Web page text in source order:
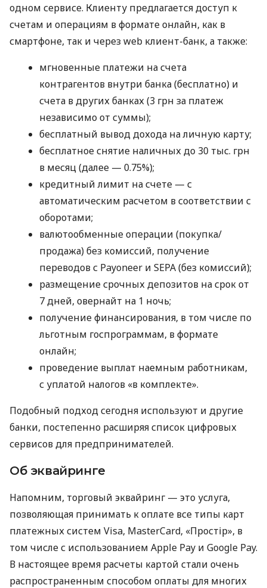
одном сервисе. Клиенту предлагается доступ к
счетам и операциям в формате онлайн, как в
смартфоне, так и через web клиент-банк, а также:
мгновенные платежи на счета
контрагентов внутри банка (бесплатно) и
счета в других банках (3 грн за платеж
независимо от суммы);
бесплатный вывод дохода на личную карту;
бесплатное снятие наличных до 30 тыс. грн
в месяц (далее — 0.75%);
кредитный лимит на счете — с
автоматическим расчетом в соответствии с
оборотами;
валютообменные операции (покупка/
продажа) без комиссий, получение
переводов с Payoneer и SEPA (без комиссий);
размещение срочных депозитов на срок от
7 дней, овернайт на 1 ночь;
получение финансирования, в том числе по
льготным госпрограммам, в формате
онлайн;
проведение выплат наемным работникам,
с уплатой налогов «в комплекте».
Подобный подход сегодня используют и другие
банки, постепенно расширяя список цифровых
сервисов для предпринимателей.
Об эквайринге
Напомним, торговый эквайринг — это услуга,
позволяющая принимать к оплате все типы карт
платежных систем Visa, MasterCard, «Простір», в
том числе с использованием Apple Pay и Google Pay.
В настоящее время расчеты картой стали очень
распространенным способом оплаты для многих